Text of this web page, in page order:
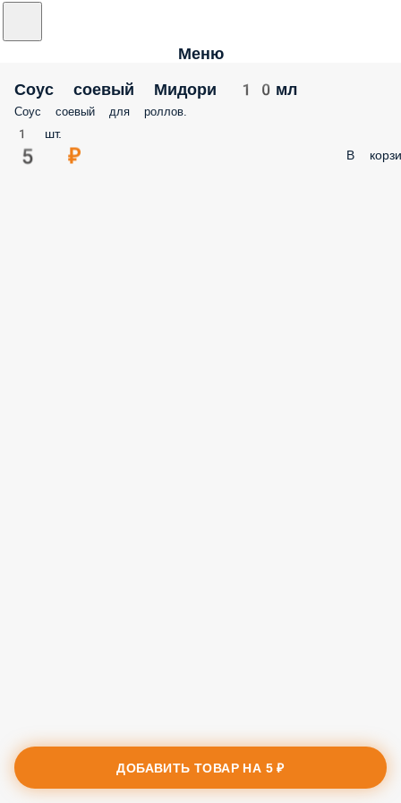
Меню
Соус соевый Мидори 10мл
Соус соевый для роллов.
1 шт.
5 ₽ В
ДОБАВИТЬ ТОВАР НА 5 ₽